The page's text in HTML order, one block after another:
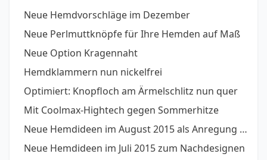
Neue Hemdvorschläge im Dezember
Neue Perlmuttknöpfe für Ihre Hemden auf Maß
Neue Option Kragennaht
Hemdklammern nun nickelfrei
Optimiert: Knopfloch am Ärmelschlitz nun quer
Mit Coolmax-Hightech gegen Sommerhitze
Neue Hemdideen im August 2015 als Anregung oder zum direkt Übernehmen
Neue Hemdideen im Juli 2015 zum Nachdesignen